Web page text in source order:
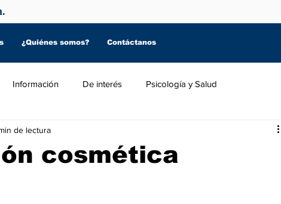
¿Quiénes somos? Contáctanos
Información De interés Psicología y Salud
cosmética
de lectura